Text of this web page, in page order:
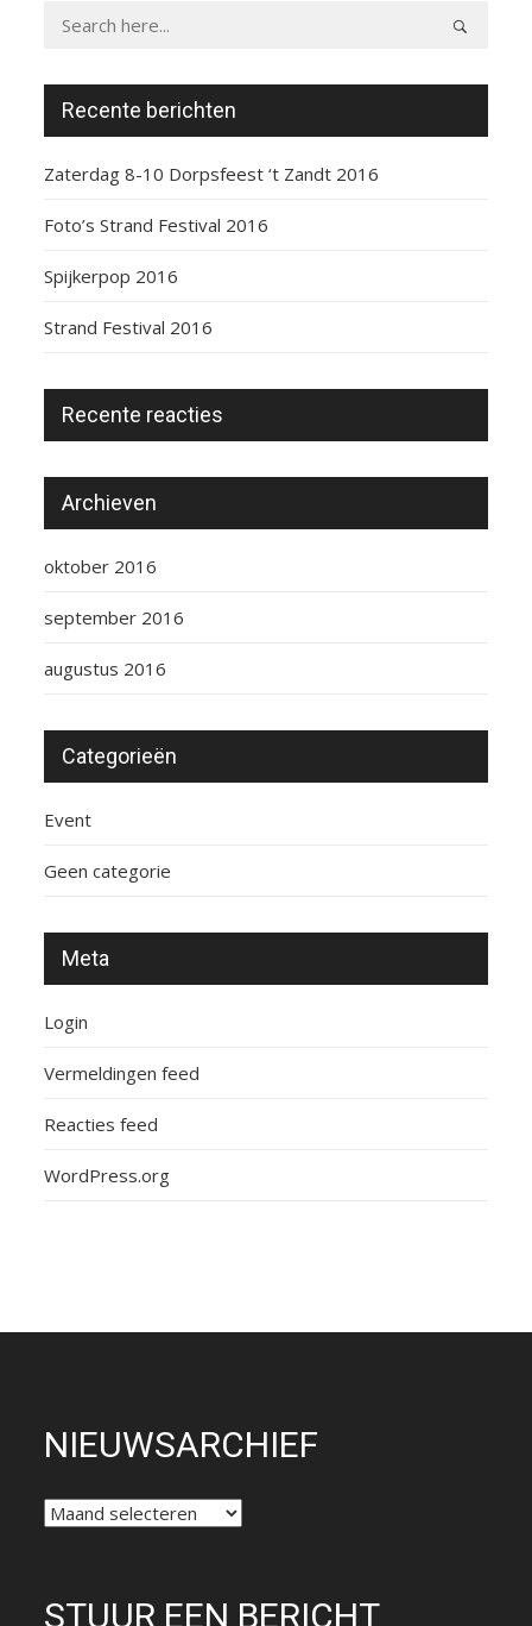
Recente berichten
Zaterdag 8-10 Dorpsfeest ‘t Zandt 2016
Foto’s Strand Festival 2016
Spijkerpop 2016
Strand Festival 2016
Recente reacties
Archieven
oktober 2016
september 2016
augustus 2016
Categorieën
Event
Geen categorie
Meta
Login
Vermeldingen feed
Reacties feed
WordPress.org
NIEUWSARCHIEF
NIEUWSARCHIEF
STUUR EEN BERICHT